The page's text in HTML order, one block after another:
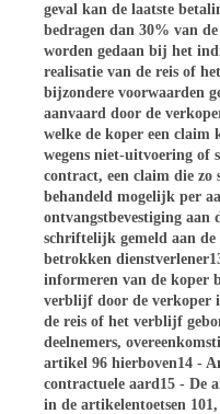
geval kan de laatste
bedragen dan 30% van
worden gedaan bij het
realisatie van de reis of
bijzondere voorwaarden
aanvaard door de
welke de koper een
wegens niet-uitvoering of
contract, een claim die
behandeld mogelijk per
ontvangstbevestiging aan
schriftelijk gemeld aan de
betrokken
informeren van de koper
verblijf door de verkoper
de reis of het verblijf
deelnemers,
artikel 96 hierboven14 -
contractuele aard15 - De
in de artikelentoetsen